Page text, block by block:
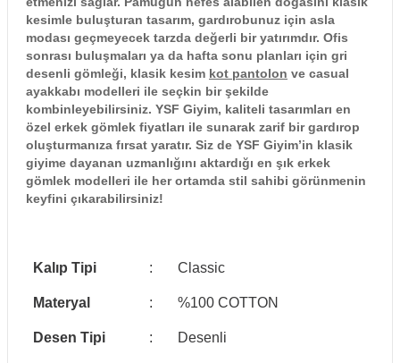
kesimle buluşturan tasarım, gardırobunuz için asla
modası geçmeyecek tarzda değerli bir yatırımdır. Ofis
sonrası buluşmaları ya da hafta sonu planları için gri
desenli gömleği, klasik kesim kot pantolon ve casual
ayakkabı modelleri ile seçkin bir şekilde
kombinleyebilirsiniz. YSF Giyim, kaliteli tasarımları en
özel erkek gömlek fiyatları ile sunarak zarif bir gardırop
oluşturmanıza fırsat yaratır. Siz de YSF Giyim’in klasik
giyime dayanan uzmanlığını aktardığı en şık erkek
gömlek modelleri ile her ortamda stil sahibi görünmenin
keyfini çıkarabilirsiniz!
Kalıp Tipi : Classic
Materyal : %100 COTTON
Desen Tipi : Desenli